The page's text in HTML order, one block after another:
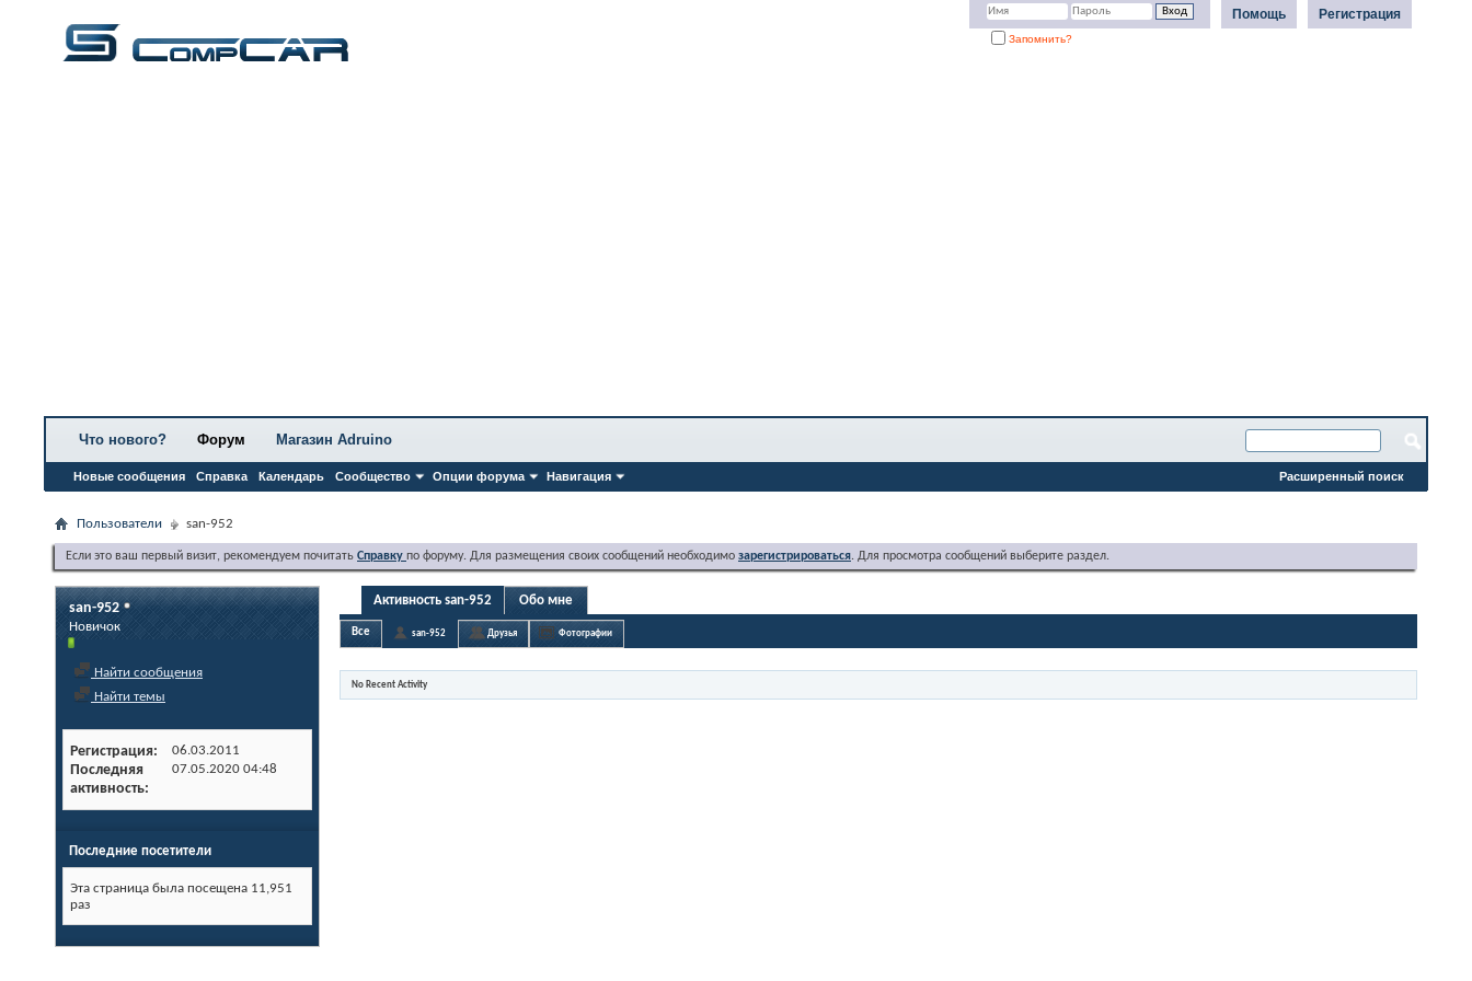
Регистрация
Помощь
Запомнить?
Что нового? Форум
Новые сообщения Справка Календарь Сообщество Опции форума Навигация
Магазин Adruino
Расширенный поиск
Пользователи san-952
Если это ваш первый визит, рекомендуем почитать Справку по форуму. Для размещения своих сообщений необходимо зарегистрироваться. Для просмотра сообщений выберите раздел.
san-952
Новичок
Найти сообщения
Найти темы
Регистрация 06.03.2011
Последняя
активность
07.05.2020 04:48
Последние посетители
Эта страница была посещена 11,951
раз
Активность san-952 Обо мне
Все san-952 Друзья Фотографии
No Recent Activity